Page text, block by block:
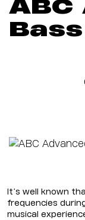
ABC
It’s well known
frequencies
musical